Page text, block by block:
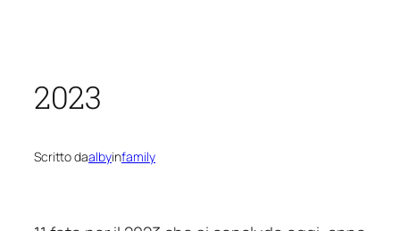
2023
Scritto daalbyinfamily